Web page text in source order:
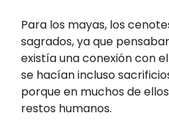
Para los mayas, los
sagrados, ya que
existía una conexión con
se hacían incluso
porque en muchos de
restos humanos.